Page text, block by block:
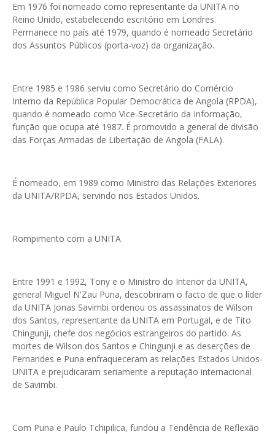
Em 1976 foi nomeado como representante da UNITA no
Reino Unido, estabelecendo escritório em Londres.
Permanece no país até 1979, quando é nomeado Secretário
dos Assuntos Públicos (porta-voz) da organização.
Entre 1985 e 1986 serviu como Secretário do Comércio
Interno da República Popular Democrática de Angola (RPDA),
quando é nomeado como Vice-Secretário da Informação,
função que ocupa até 1987. É promovido a general de divisão
das Forças Armadas de Libertação de Angola (FALA).
É nomeado, em 1989 como Ministro das Relações Exteriores
da UNITA/RPDA, servindo nos Estados Unidos.
Rompimento com a UNITA
Entre 1991 e 1992, Tony e o Ministro do Interior da UNITA,
general Miguel N'Zau Puna, descobriram o facto de que o líder
da UNITA Jonas Savimbi ordenou os assassinatos de Wilson
dos Santos, representante da UNITA em Portugal, e de Tito
Chingunji, chefe dos negócios estrangeiros do partido. As
mortes de Wilson dos Santos e Chingunji e as deserções de
Fernandes e Puna enfraqueceram as relações Estados Unidos-
UNITA e prejudicaram seriamente a reputação internacional
de Savimbi.
Com Puna e Paulo Tchipilica, fundou a Tendência de Reflexão